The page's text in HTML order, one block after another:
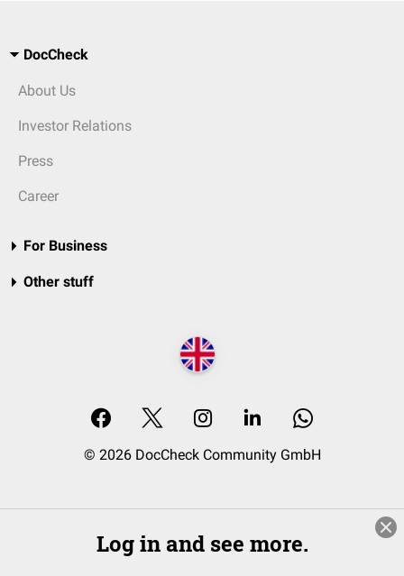
DocCheck
About Us
Investor Relations
Press
Career
For Business
Other stuff
© 2026 DocCheck Community GmbH
Log in and see more.